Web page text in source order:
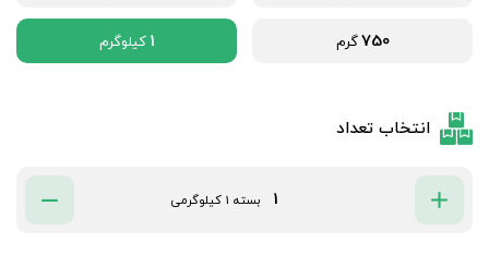
750گرم 1 کیلوگرم
انتخاب تعداد
بسته 1 کیلوگرمی